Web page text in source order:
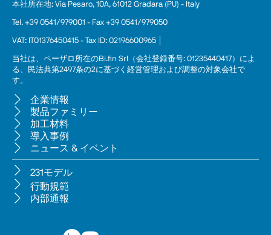
本社所在地: Via Pesaro, 10A, 61012 Gradara (PU) - Italy
Tel. +39 0541/979001 - Fax +39 0541/979050
VAT: IT01376450415 - Tax ID: 02196600965 │
当社は、ペーザロ所在のBi.fin Srl（会社登録番号: 01235440417）によ
る、民法典第2497条の2に基づく経営管理および調整の対象会社で
す。
企業情報
製品ファミリー
加工材料
導入事例
ニュース & イベント
231モデル
行動規範
内部通報